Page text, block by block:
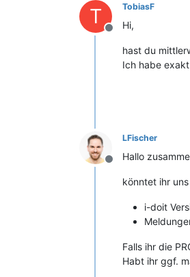
T
Offline
TobiasF
Hi,
hast du
Ich habe
Offline
LFischer
Hallo
könntet ihr
i-doit
Falls ihr die
Habt ihr ggf.